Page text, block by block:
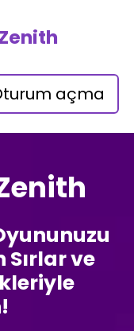
açma
ve